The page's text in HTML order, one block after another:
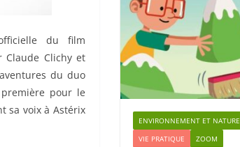
du film
Claude Clichy et
du duo
pour le
sa voix à Astérix
ENVIRONNEMENT ET NATURE
VIE PRATIQUE
ZOOM